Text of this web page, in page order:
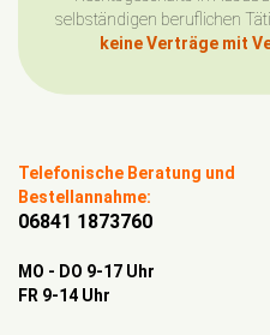
selbständigen beruflichen
keine Verträge mit
Telefonische Beratung und
Bestellannahme:
06841 1873760
MO - DO 9-17 Uhr
FR 9-14 Uhr